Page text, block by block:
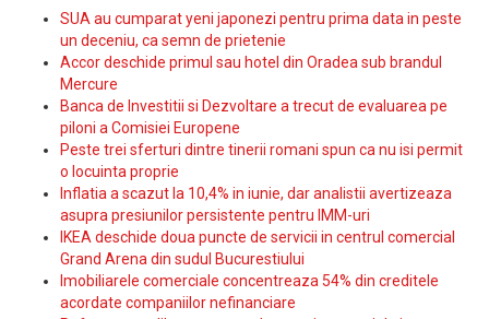
SUA au cumparat yeni japonezi pentru prima data in peste
un deceniu, ca semn de prietenie
Accor deschide primul sau hotel din Oradea sub brandul
Mercure
Banca de Investitii si Dezvoltare a trecut de evaluarea pe
piloni a Comisiei Europene
Peste trei sferturi dintre tinerii romani spun ca nu isi permit
o locuinta proprie
Inflatia a scazut la 10,4% in iunie, dar analistii avertizeaza
asupra presiunilor persistente pentru IMM-uri
IKEA deschide doua puncte de servicii in centrul comercial
Grand Arena din sudul Bucurestiului
Imobiliarele comerciale concentreaza 54% din creditele
acordate companiilor nefinanciare